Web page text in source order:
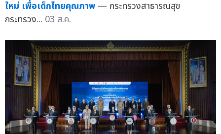
ใหม่ เพื่อเด็กไทยคุณภาพ — กระทรวงสาธารณสุข
กระทรวง... 03 ส.ค.